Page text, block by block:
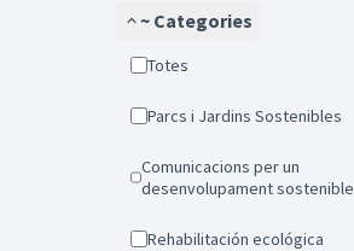
~ Categories
Totes
Parcs i Jardins Sostenibles
Comunicacions per un
desenvolupament sostenible
Rehabilitación ecológica